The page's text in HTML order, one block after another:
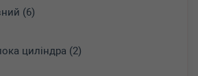
(6)
циліндра (2)